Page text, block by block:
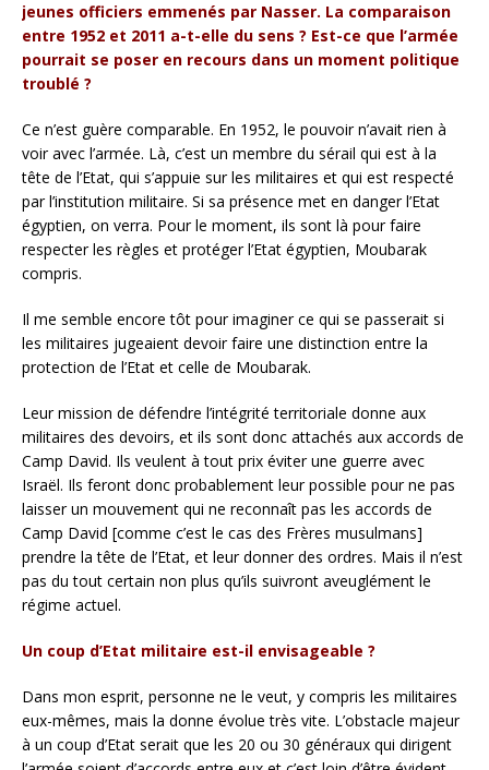
jeunes officiers emmenés par Nasser. La comparaison
entre 1952 et 2011 a-t-elle du sens ? Est-ce que l’armée
pourrait se poser en recours dans un moment politique
troublé ?
Ce n’est guère comparable. En 1952, le pouvoir n’avait rien à
voir avec l’armée. Là, c’est un membre du sérail qui est à la
tête de l’Etat, qui s’appuie sur les militaires et qui est respecté
par l’institution militaire. Si sa présence met en danger l’Etat
égyptien, on verra. Pour le moment, ils sont là pour faire
respecter les règles et protéger l’Etat égyptien, Moubarak
compris.
Il me semble encore tôt pour imaginer ce qui se passerait si
les militaires jugeaient devoir faire une distinction entre la
protection de l’Etat et celle de Moubarak.
Leur mission de défendre l’intégrité territoriale donne aux
militaires des devoirs, et ils sont donc attachés aux accords de
Camp David. Ils veulent à tout prix éviter une guerre avec
Israël. Ils feront donc probablement leur possible pour ne pas
laisser un mouvement qui ne reconnaît pas les accords de
Camp David [comme c’est le cas des Frères musulmans]
prendre la tête de l’Etat, et leur donner des ordres. Mais il n’est
pas du tout certain non plus qu’ils suivront aveuglément le
régime actuel.
Un coup d’Etat militaire est-il envisageable ?
Dans mon esprit, personne ne le veut, y compris les militaires
eux-mêmes, mais la donne évolue très vite. L’obstacle majeur
à un coup d’Etat serait que les 20 ou 30 généraux qui dirigent